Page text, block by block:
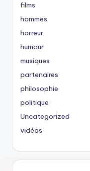
films
hommes
horreur
humour
musiques
partenaires
philosophie
politique
Uncategorized
vidéos